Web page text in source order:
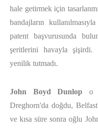
hale getirmek için
bandajların
patent başvurusunda
şeritlerini havayla şişirdi.
yenilik tutmadı.
John Boyd Dunlop o
Dreghorn'da doğdu,
ve kısa süre sonra oğlu